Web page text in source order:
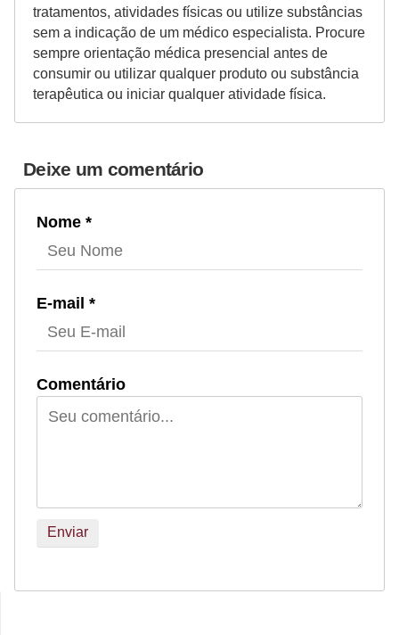
tratamentos, atividades físicas ou utilize substâncias
sem a indicação de um médico especialista. Procure
sempre orientação médica presencial antes de
consumir ou utilizar qualquer produto ou substância
terapêutica ou iniciar qualquer atividade física.
Deixe um comentário
Nome *
E-mail *
Comentário